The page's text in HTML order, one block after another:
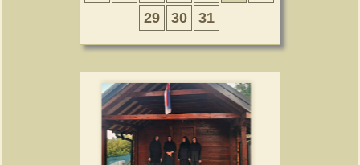
29
30 31